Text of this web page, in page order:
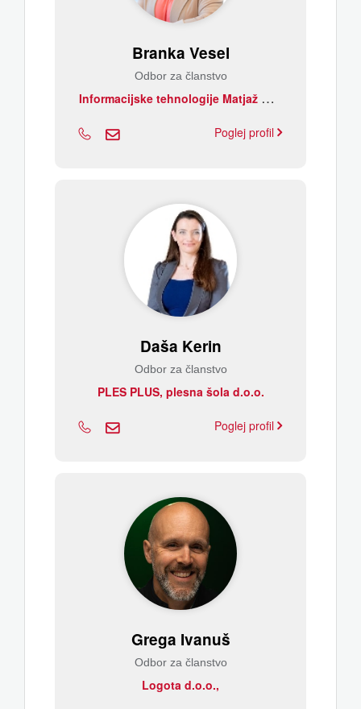
Branka Vesel
Odbor za članstvo
I
nformacijske tehnologije Matjaž Resnik s.p.
Poglej profil
Daša Kerin
Odbor za članstvo
PLES PLUS, plesna šola d.o.o.
Poglej profil
Grega Ivanuš
Odbor za članstvo
Logota d.o.o.,